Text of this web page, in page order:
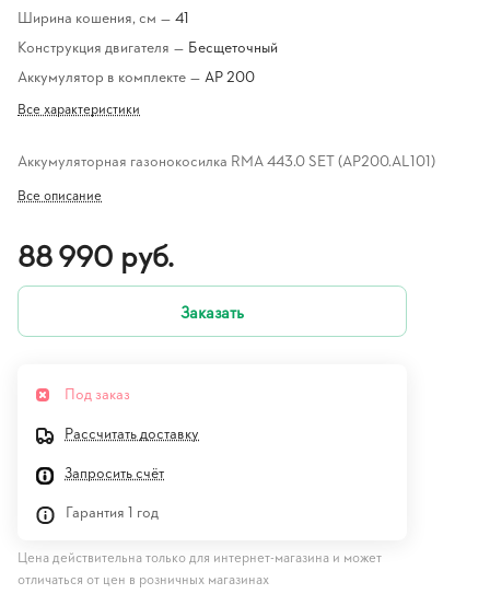
Ширина кошения, см — 41
Конструкция двигателя — Бесщеточный
Аккумулятор в комплекте — AP 200
Все характеристики
Аккумуляторная газонокосилка RMA 443.0 SET (AP200.AL101)
Все описание
88 990 руб.
Заказать
Под заказ
Рассчитать доставку
Запросить счёт
Гарантия 1 год
Цена действительна только для интернет-магазина и может
отличаться от цен в розничных магазинах